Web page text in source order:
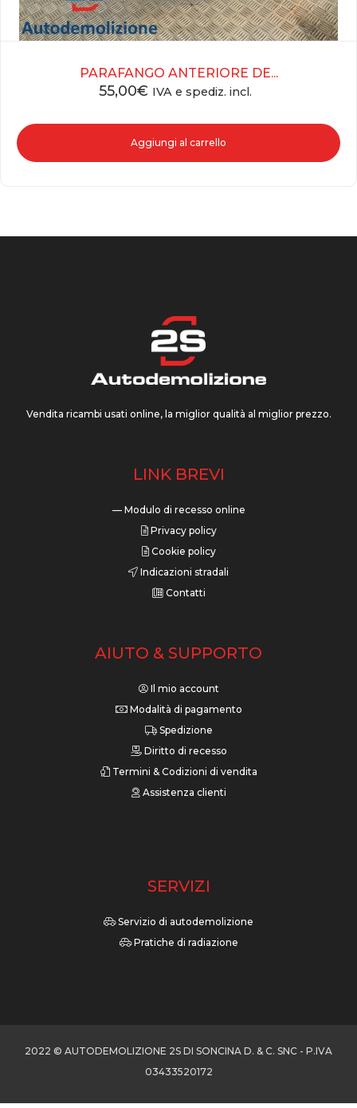
PARAFANGO ANTERIORE DE...
55,00€ IVA e spediz. incl.
Aggiungi al carrello
Vendita ricambi usati online, la miglior qualità al miglior prezzo.
LINK BREVI
— Modulo di recesso online
Privacy policy
Cookie policy
Indicazioni stradali
Contatti
AIUTO & SUPPORTO
Il mio account
Modalità di pagamento
Spedizione
Diritto di recesso
Termini & Codizioni di vendita
Assistenza clienti
SERVIZI
Servizio di autodemolizione
Pratiche di radiazione
2022 © AUTODEMOLIZIONE 2S DI SONCINA D. & C. SNC - P.IVA
03433520172